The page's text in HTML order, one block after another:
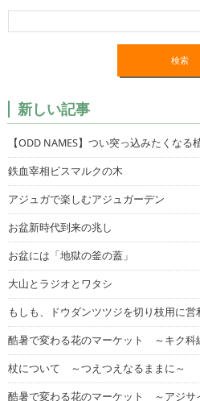
新しい記事
【ODD NAMES】つい突っ込みたくなる
鉄血宰相ビスマルクの木
アジュガで楽しむアジュガーデン
お盆新時代到来の兆し
お盆には「地獄の釜の蓋」
大山とラジオとワタシ
もしも、ドウダンツツジを切り枝用に営
酷暑で変わる花のマーケット ～キク科
杖について ～つえつえなるままに～
酷暑で変わる花のマーケット ～アジサ